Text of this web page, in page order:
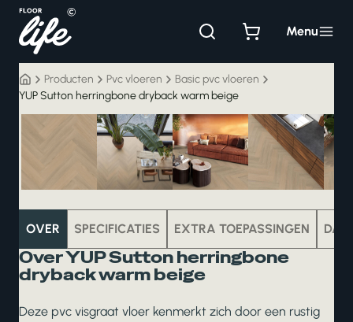
inhoud
Menu
Producten Pvc vloeren
Basic pvc vloeren
YUP Sutton herringbone dryback warm beige
OVER SPECIFICATIES EXTRA TOEPASSINGEN
Over YUP Sutton herringbone
dryback warm beige
Deze pvc visgraat vloer kenmerkt zich door een rustig